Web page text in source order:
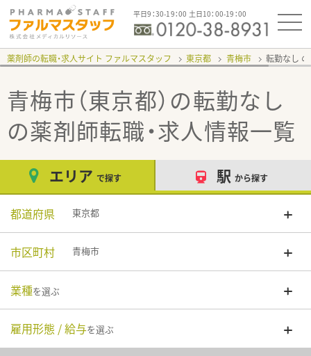
平日9：30-19：00 土日10：00-19：00
薬剤師の転職・求人サイト ファルマスタッフ 東京都 青梅市 転勤なし
青梅市（東京都）の転勤なし
の薬剤師転職・求人情報一覧
エリア で探す 駅 から探す
都道府県 東京都
市区町村 青梅市
業種を選ぶ
雇用形態 / 給与を選ぶ